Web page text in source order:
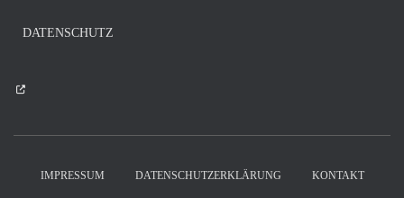
DATENSCHUTZ
IMPRESSUM DATENSCHUTZERKLÄRUNG KONTAKT